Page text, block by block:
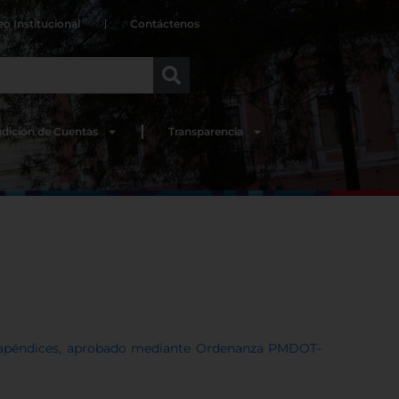
Institucional Contáctenos
de Cuentas Transparencia
aprobado mediante Ordenanza PMDOT-